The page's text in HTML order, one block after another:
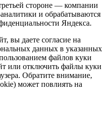
стороне — компании
и обрабатываются
Яндекса.
вы даете согласие на
данных в указанных
файлов куки
или отключить файлы куки
Обратите внимание,
может повлиять на